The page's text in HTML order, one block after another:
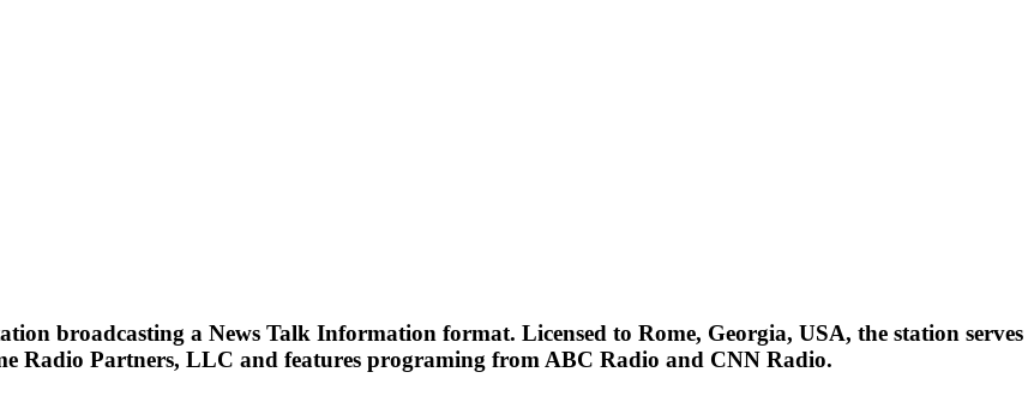
broadcasting a News Talk Information format. Licensed to Rome, Georgia, USA, the station serves
Radio Partners, LLC and features programing from ABC Radio and CNN Radio.